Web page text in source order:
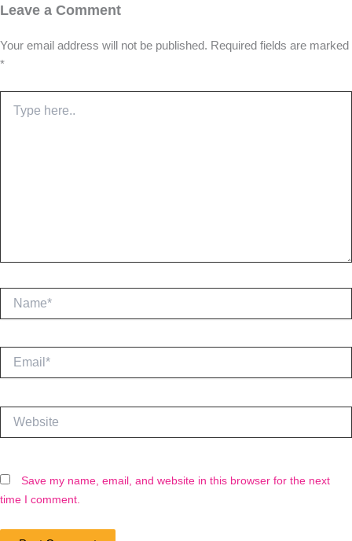
Leave a Comment
Your email address will not be published. Required fields are marked
*
here..
Email*
Save my name, email, and website in this browser for the next
time I comment.